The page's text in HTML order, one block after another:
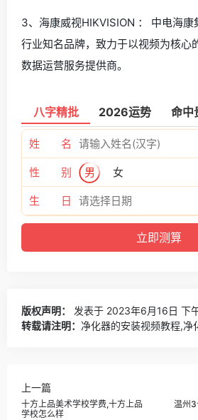
3、海康威视HIKVISION ： 中电海
行业知名品牌，致力于以视频为核心
数据运营服务提供商。
八字精批 2026运势 命中
姓 名
性 别 男 女
生 日
版权声明：
发表于 2023年6月16日 下
转载请注明： 净化器的安装视频教程,净
上一篇
十方上品美术学校学费,十方上品
学校怎么样
温州